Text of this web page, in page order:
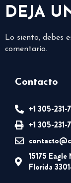
DEJA
Lo siento, debes
comentario.
Contacto
+1 305-231-
+1 305-
15175
Florida